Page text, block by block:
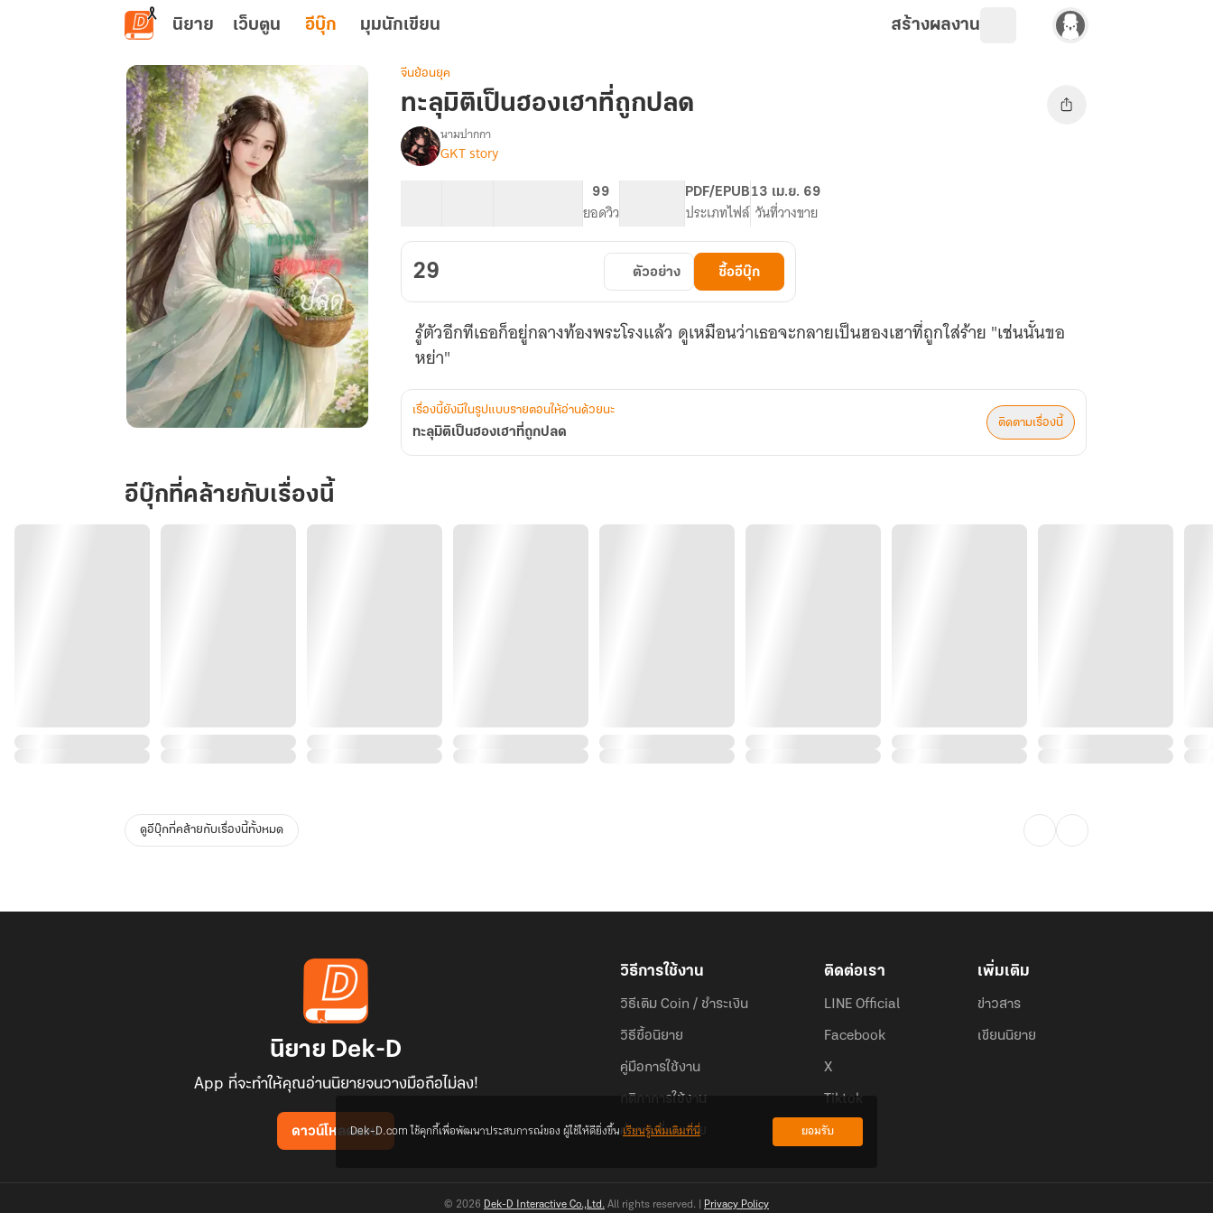
ข้ามไปยังเนื้อหาหลัก
นิยาย เว็บตูน อีบุ๊ก มุมนักเขียน สร้างผลงาน
เป็น
ฮองเฮา
ที่
จีนย้อนยุค
ทะลุมิติเป็นฮองเฮาที่ถูกปลด
เรื่อง
ทะลุ
ที่
ถูก
ปลด
นามปากกา
GKT story
99
ยอดวิว
PDF/EPUB
ประเภทไฟล์
13 เม.ย. 69
วันที่วางขาย
29 ตัวอย่าง ซื้ออีบุ๊ก
รู้ตัวอีกทีเธอก็อยู่กลางท้องพระโรงแล้ว ดูเหมือนว่าเธอจะกลายเป็นฮองเฮาที่ถูกใส่ร้าย "เช่นนั้นขอ
หย่า"
เรื่องนี้ยังมีในรูปแบบรายตอนให้อ่านด้วยนะ
ทะลุมิติเป็นฮองเฮาที่ถูกปลด
ติดตามเรื่องนี้
อีบุ๊กที่คล้ายกับเรื่องนี้
ดูอีบุ๊กที่คล้ายกับเรื่องนี้ทั้งหมด
นิยาย Dek-D
App ที่จะทำให้คุณอ่านนิยายจนวางมือถือไม่ลง!
ดาวน์โหลดแอป
วิธีการใช้งาน
วิธีเติม Coin / ชำระเงิน
วิธีซื้อนิยาย
คู่มือการใช้งาน
กติกาการใช้งาน
คำถามที่พบบ่อย
ติดต่อเรา
LINE Official
Facebook
X
Tiktok
เพิ่มเติม
ข่าวสาร
เขียนนิยาย
© 2026 Dek-D Interactive Co.,Ltd. All rights reserved. | Privacy Policy
Dek-D.com ใช้คุกกี้เพื่อพัฒนาประสบการณ์ของ ผู้ใช้ให้ดียิ่งขึ้นเรียนรู้เพิ่มเติมที่นี่ ยอมรับ